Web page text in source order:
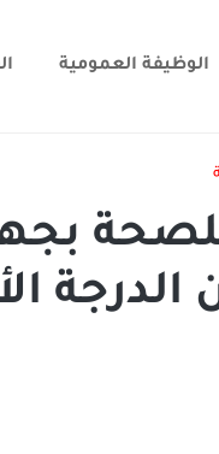
الوظيفة العمومية
للصحة
من